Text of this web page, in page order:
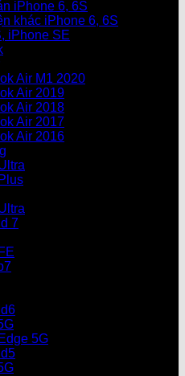
iPhone 6, 6S
khác iPhone 6, 6S
iPhone SE
Air M1 2020
Air 2019
Air 2018
Air 2017
Air 2016
7
5G